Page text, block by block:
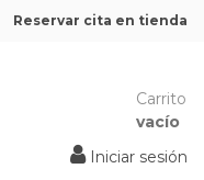
Reservar cita en tienda
Carrito
vacío
Iniciar sesión